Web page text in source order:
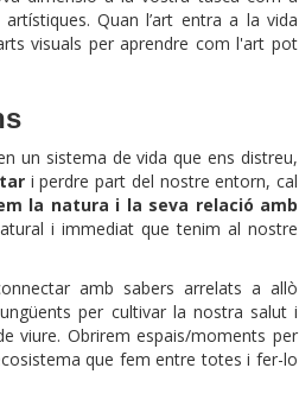
Quan l’art entra a la vida
visuals per aprendre com l'art pot
un sistema de vida que ens distreu,
i perdre part del nostre entorn, cal
la natura i la seva relació amb
i immediat que tenim al nostre
amb sabers arrelats a allò
per cultivar la nostra salut i
viure. Obrirem espais/moments per
que fem entre totes i fer-lo